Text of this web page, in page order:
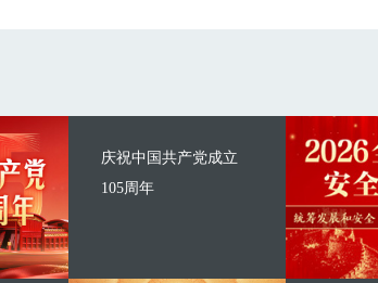
庆祝中国共产党成立
105周年